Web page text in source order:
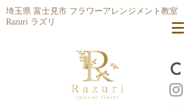
埼玉県 富士見市 フラワーアレンジメント教室
Razuri ラズリ